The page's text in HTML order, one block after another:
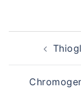
navigation